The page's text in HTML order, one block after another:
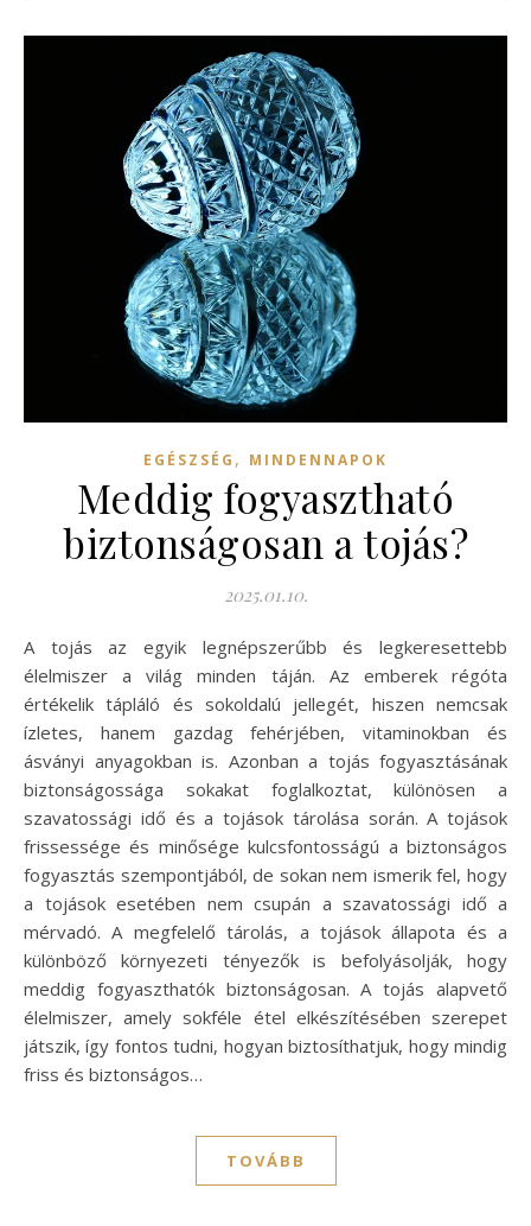
EGÉSZSÉG , MINDENNAPOK
Meddig fogyasztható
biztonságosan a tojás?
2025.01.10.
A tojás az egyik legnépszerűbb és legkeresettebb
élelmiszer a világ minden táján. Az emberek régóta
értékelik tápláló és sokoldalú jellegét, hiszen nemcsak
ízletes, hanem gazdag fehérjében, vitaminokban és
ásványi anyagokban is. Azonban a tojás fogyasztásának
biztonságossága sokakat foglalkoztat, különösen a
szavatossági idő és a tojások tárolása során. A tojások
frissessége és minősége kulcsfontosságú a biztonságos
fogyasztás szempontjából, de sokan nem ismerik fel, hogy
a tojások esetében nem csupán a szavatossági idő a
mérvadó. A megfelelő tárolás, a tojások állapota és a
különböző környezeti tényezők is befolyásolják, hogy
meddig fogyaszthatók biztonságosan. A tojás alapvető
élelmiszer, amely sokféle étel elkészítésében szerepet
játszik, így fontos tudni, hogyan biztosíthatjuk, hogy mindig
friss és biztonságos…
TOVÁBB